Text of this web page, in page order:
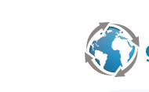
Wat is CPI inflatie?
Euribor historie
Inflatiecalculator